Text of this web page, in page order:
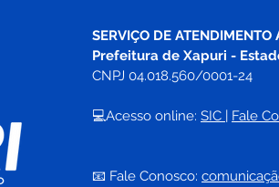
SERVIÇO DE
Prefeitura de Xapuri -
CNPJ 04.018.560/0001-24
💻Acesso online: SIC | Fale
📧 Fale Conosco: